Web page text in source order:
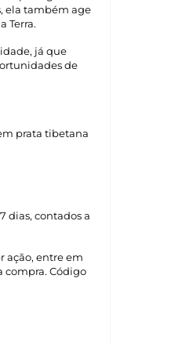
ela também age
Terra.
já que
de
prata tibetana
dias, contados a
ação, entre em
compra. Código